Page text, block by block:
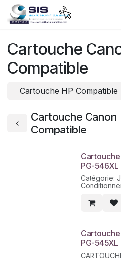
Se rendre au contenu
Cartouche
Compatible
Cartouche HP Compatible
Cartouche Canon
Compatible
PG-546XL
Catégorie:
Nature
Nombre de
PG-545XL